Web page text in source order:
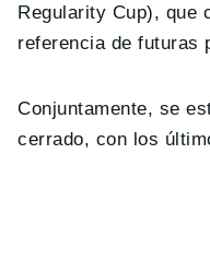
Regularity Cup), que
referencia de futuras
Conjuntamente, se
cerrado, con los